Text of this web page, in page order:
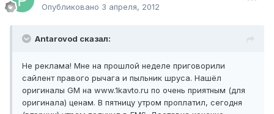
Опубликовано 3 апреля, 2012
Antarovod сказал:
Не реклама! Мне на прошлой неделе приговорили
сайлент правого рычага и пыльник шруса. Нашёл
оригиналы GM на www.1kavto.ru по очень приятным (для
оригинала) ценам. В пятницу утром проплатил, сегодня